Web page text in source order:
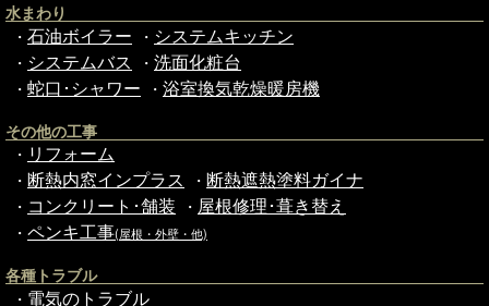
水まわり
・ 石油ボイラー ・ システムキッチン
・ システムバス ・ 洗面化粧台
・ 蛇口･シャワー ・ 浴室換気乾燥暖房機
その他の工事
・ リフォーム
・ 断熱内窓インプラス ・ 断熱遮熱塗料ガイナ
・ コンクリート･舗装 ・ 屋根修理･葺き替え
・ ペンキ工事(屋根・外壁・他)
各種トラブル
・ 電気のトラブル